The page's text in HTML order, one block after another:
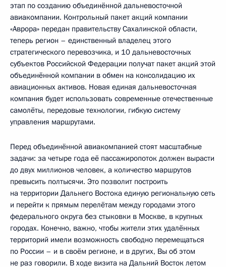
этап по созданию объединённой дальневосточной
авиакомпании. Контрольный пакет акций компании
«Аврора» передан правительству Сахалинской области,
теперь регион – единственный владелец этого
стратегического перевозчика, и 10 дальневосточных
субъектов Российской Федерации получат пакет акций этой
объединённой компании в обмен на консолидацию их
авиационных активов. Новая единая дальневосточная
компания будет использовать современные отечественные
самолёты, передовые технологии, гибкую систему
управления маршрутами.
Перед объединённой авиакомпанией стоят масштабные
задачи: за четыре года её пассажиропоток должен вырасти
до двух миллионов человек, а количество маршрутов
превысить полтысячи. Это позволит построить
на территории Дальнего Востока единую региональную сеть
и перейти к прямым перелётам между городами этого
федерального округа без стыковки в Москве, в крупных
городах. Конечно, важно, чтобы жители этих удалённых
территорий имели возможность свободно перемещаться
по России – и в своём регионе, и в других, Вы об этом
не раз говорили. В ходе визита на Дальний Восток летом